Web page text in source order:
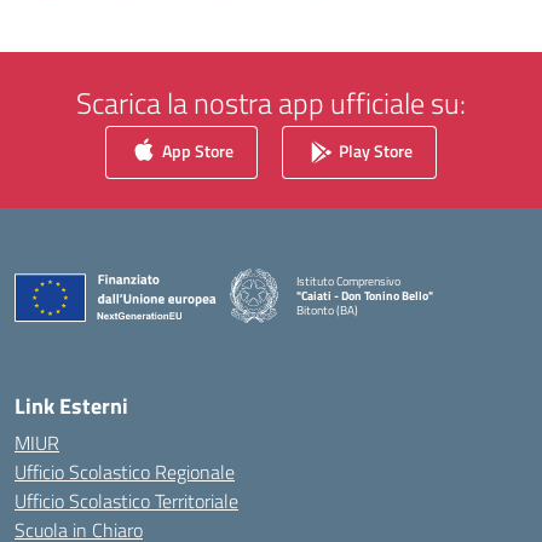
Scarica la nostra app ufficiale su:
App Store Play Store
Istituto Comprensivo
"Caiati - Don Tonino Bello"
Bitonto (BA)
Link Esterni
MIUR
Ufficio Scolastico Regionale
Ufficio Scolastico Territoriale
Scuola in Chiaro